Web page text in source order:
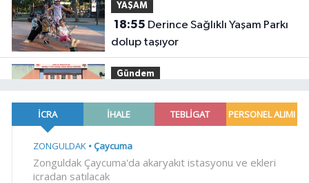
YAŞAM
18:55
dolup taşıyor
Gündem
haftada 184 olaya müdahale... 17
aranan kişi yakalandı
18:46Akçakoca'yı hareketlendiren